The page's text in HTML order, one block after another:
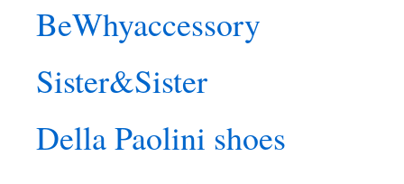
BeWhyaccessory
Sister&Sister
Della Paolini shoes